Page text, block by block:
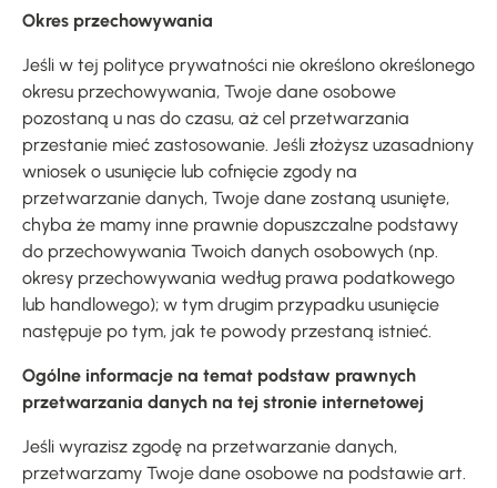
Okres przechowywania
Jeśli w tej polityce prywatności nie określono określonego
okresu przechowywania, Twoje dane osobowe
pozostaną u nas do czasu, aż cel przetwarzania
przestanie mieć zastosowanie. Jeśli złożysz uzasadniony
wniosek o usunięcie lub cofnięcie zgody na
przetwarzanie danych, Twoje dane zostaną usunięte,
chyba że mamy inne prawnie dopuszczalne podstawy
do przechowywania Twoich danych osobowych (np.
okresy przechowywania według prawa podatkowego
lub handlowego); w tym drugim przypadku usunięcie
następuje po tym, jak te powody przestaną istnieć.
Ogólne informacje na temat podstaw prawnych
przetwarzania danych na tej stronie internetowej
Jeśli wyrazisz zgodę na przetwarzanie danych,
przetwarzamy Twoje dane osobowe na podstawie art.